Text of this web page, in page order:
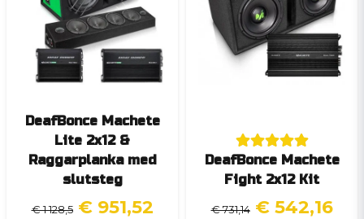
DeafBonce Machete
Lite 2x12 &
Raggarplanka med
slutsteg
€ 1 128,5 € 951,52
DeafBonce Machete
Fight 2x12 Kit
€ 731,14 € 542,16